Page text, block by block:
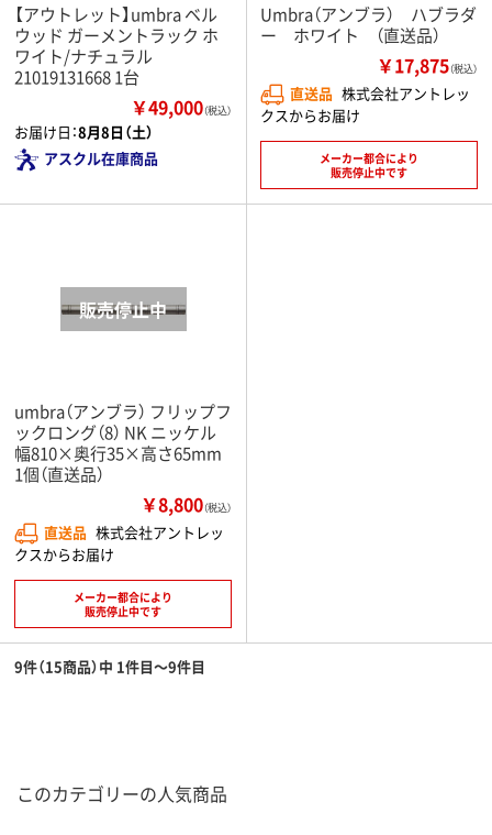
【アウトレット】umbra ベル
ウッド ガーメントラック ホ
ワイト/ナチュラル
21019131668 1台
￥49,000（税込）
お届け日：8月8日（土）
アスクル在庫商品
Umbra（アンブラ） ハブラダ
ー ホワイト （直送品）
￥17,875（税込）
直送品 株式会社アントレッ
クスからお届け
メーカー都合により
販売停止中です
umbra（アンブラ） フリップフ
ックロング（8） NK ニッケル
幅810×奥行35×高さ65mm
1個（直送品）
￥8,800（税込）
直送品 株式会社アントレッ
クスからお届け
メーカー都合により
販売停止中です
9件（15商品）中 1件目～9件目
このカテゴリーの人気商品